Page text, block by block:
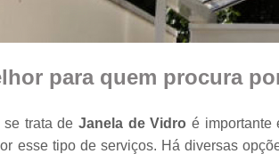
para quem procura
se trata de Janela de Vidro é importante
esse tipo de serviços. Há diversas